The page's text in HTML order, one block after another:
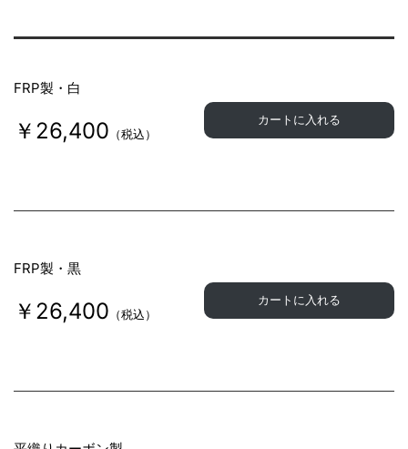
FRP製・白
￥26,400 （税込）
カートに入れる
FRP製・黒
￥26,400 （税込）
カートに入れる